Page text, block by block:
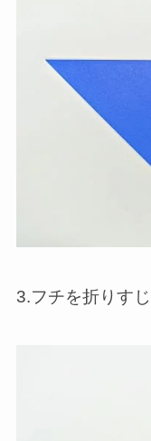
3.フチを折りす